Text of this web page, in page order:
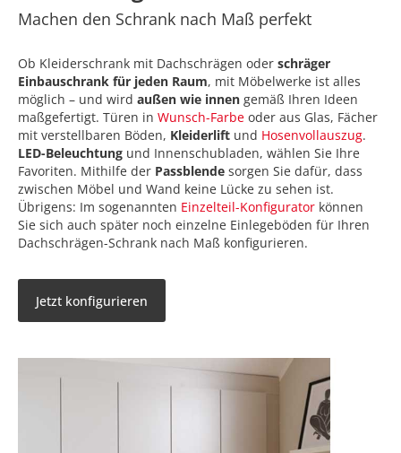
Machen den Schrank nach Maß perfekt
Ob Kleiderschrank mit Dachschrägen oder schräger
Einbauschrank für jeden Raum, mit Möbelwerke ist alles
möglich – und wird außen wie innen gemäß Ihren Ideen
maßgefertigt. Türen in Wunsch-Farbe oder aus Glas, Fächer
mit verstellbaren Böden, Kleiderlift und Hosenvollauszug.
LED-Beleuchtung und Innenschubladen, wählen Sie Ihre
Favoriten. Mithilfe der Passblende sorgen Sie dafür, dass
zwischen Möbel und Wand keine Lücke zu sehen ist.
Übrigens: Im sogenannten Einzelteil-Konfigurator können
Sie sich auch später noch einzelne Einlegeböden für Ihren
Dachschrägen-Schrank nach Maß konfigurieren.
Jetzt konfigurieren